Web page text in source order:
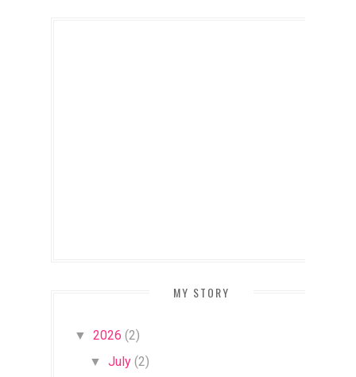
MY STORY
▼ 2026 (2)
▼ July (2)